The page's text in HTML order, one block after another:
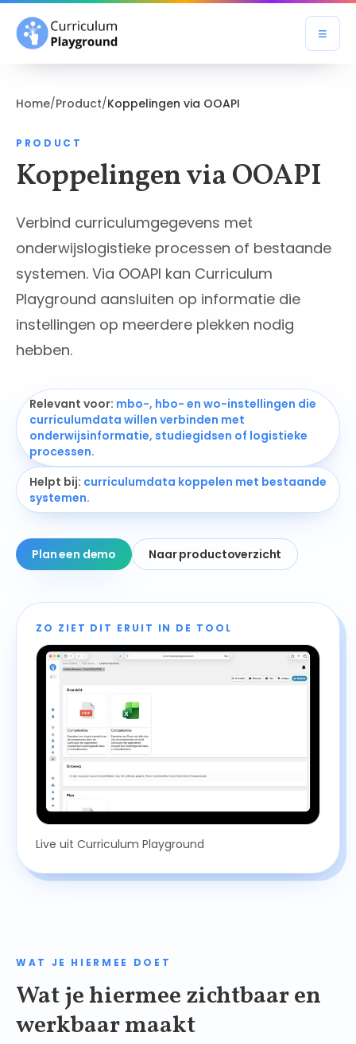
≡
Home/Product/Koppelingen via OOAPI
PRODUCT
Koppelingen via OOAPI
Verbind curriculumgegevens met
onderwijslogistieke processen of bestaande
systemen. Via OOAPI kan Curriculum
Playground aansluiten op informatie die
instellingen op meerdere plekken nodig
hebben.
Relevant voor: mbo-, hbo- en wo-instellingen die
curriculumdata willen verbinden met
onderwijsinformatie, studiegidsen of logistieke
processen.
Helpt bij: curriculumdata koppelen met bestaande
systemen.
Plan een demo Naar productoverzicht
ZO ZIET DIT ERUIT IN DE TOOL
Live uit Curriculum Playground
WAT JE HIERMEE DOET
Wat je hiermee zichtbaar en
werkbaar maakt